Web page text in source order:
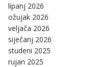
lipanj 2026
ožujak 2026
veljača 2026
siječanj 2026
studeni 2025
rujan 2025